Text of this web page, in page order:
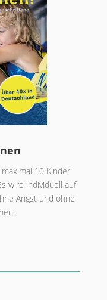
10 Kinder
wird individuell auf
Angst und ohne